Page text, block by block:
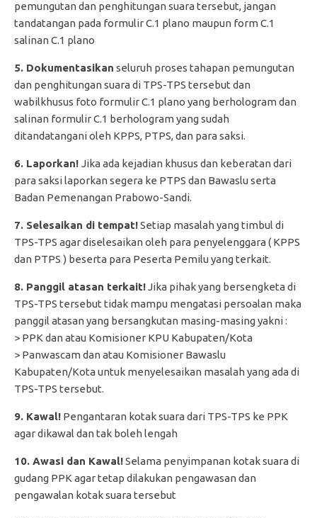
pemungutan dan penghitungan suara tersebut, jangan
tandatangan pada formulir C.1 plano maupun form C.1
salinan C.1 plano
5. Dokumentasikan seluruh proses tahapan pemungutan
dan penghitungan suara di TPS-TPS tersebut dan
wabilkhusus foto formulir C.1 plano yang berhologram dan
salinan formulir C.1 berhologram yang sudah
ditandatangani oleh KPPS, PTPS, dan para saksi.
6. Laporkan! Jika ada kejadian khusus dan keberatan dari
para saksi laporkan segera ke PTPS dan Bawaslu serta
Badan Pemenangan Prabowo-Sandi.
7. Selesaikan di tempat!Setiap masalah yang timbul di
TPS-TPS agar diselesaikan oleh para penyelenggara ( KPPS
dan PTPS ) beserta para Peserta Pemilu yang terkait.
8. Panggil atasan terkait!Jika pihak yang bersengketa di
TPS-TPS tersebut tidak mampu mengatasi persoalan maka
panggil atasan yang bersangkutan masing-masing yakni :
> PPK dan atau Komisioner KPU Kabupaten/Kota
> Panwascam dan atau Komisioner Bawaslu
Kabupaten/Kota untuk menyelesaikan masalah yang ada di
TPS-TPS tersebut.
9. Kawal! Pengantaran kotak suara dari TPS-TPS ke PPK
agar dikawal dan tak boleh lengah
10. Awasi dan Kawal!Selama penyimpanan kotak suara di
gudang PPK agar tetap dilakukan pengawasan dan
pengawalan kotak suara tersebut